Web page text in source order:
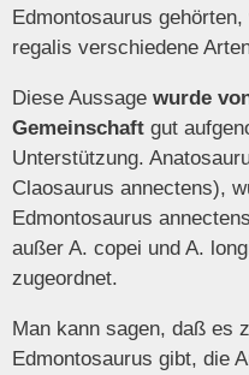
Edmontosaurus
regalis verschiedene
Diese Aussage wurde
Gemeinschaft gut
Unterstützung.
Claosaurus annectens),
Edmontosaurus
außer A. copei und A.
zugeordnet.
Man kann sagen, daß es
Edmontosaurus gibt, die